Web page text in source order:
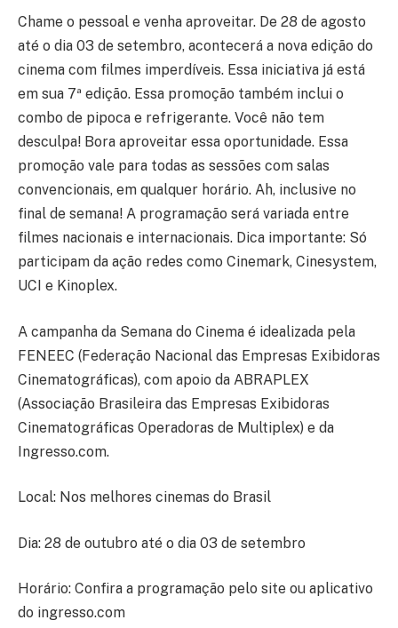
Chame o pessoal e venha aproveitar. De 28 de agosto
até o dia 03 de setembro, acontecerá a nova edição do
cinema com filmes imperdíveis. Essa iniciativa já está
em sua 7ª edição. Essa promoção também inclui o
combo de pipoca e refrigerante. Você não tem
desculpa! Bora aproveitar essa oportunidade. Essa
promoção vale para todas as sessões com salas
convencionais, em qualquer horário. Ah, inclusive no
final de semana! A programação será variada entre
filmes nacionais e internacionais. Dica importante: Só
participam da ação redes como Cinemark, Cinesystem,
UCI e Kinoplex.
A campanha da Semana do Cinema é idealizada pela
FENEEC (Federação Nacional das Empresas Exibidoras
Cinematográficas), com apoio da ABRAPLEX
(Associação Brasileira das Empresas Exibidoras
Cinematográficas Operadoras de Multiplex) e da
Ingresso.com.
Local: Nos melhores cinemas do Brasil
Dia: 28 de outubro até o dia 03 de setembro
Horário: Confira a programação pelo site ou aplicativo
do ingresso.com